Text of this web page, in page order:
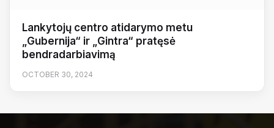
Lankytojų centro atidarymo metu
„Gubernija“ ir „Gintra“ pratęsė
bendradarbiavimą
OCTOBER 30, 2024